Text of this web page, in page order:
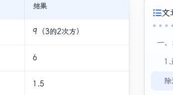
结果
9（3的2次方）
6
1.5
文
一
1.